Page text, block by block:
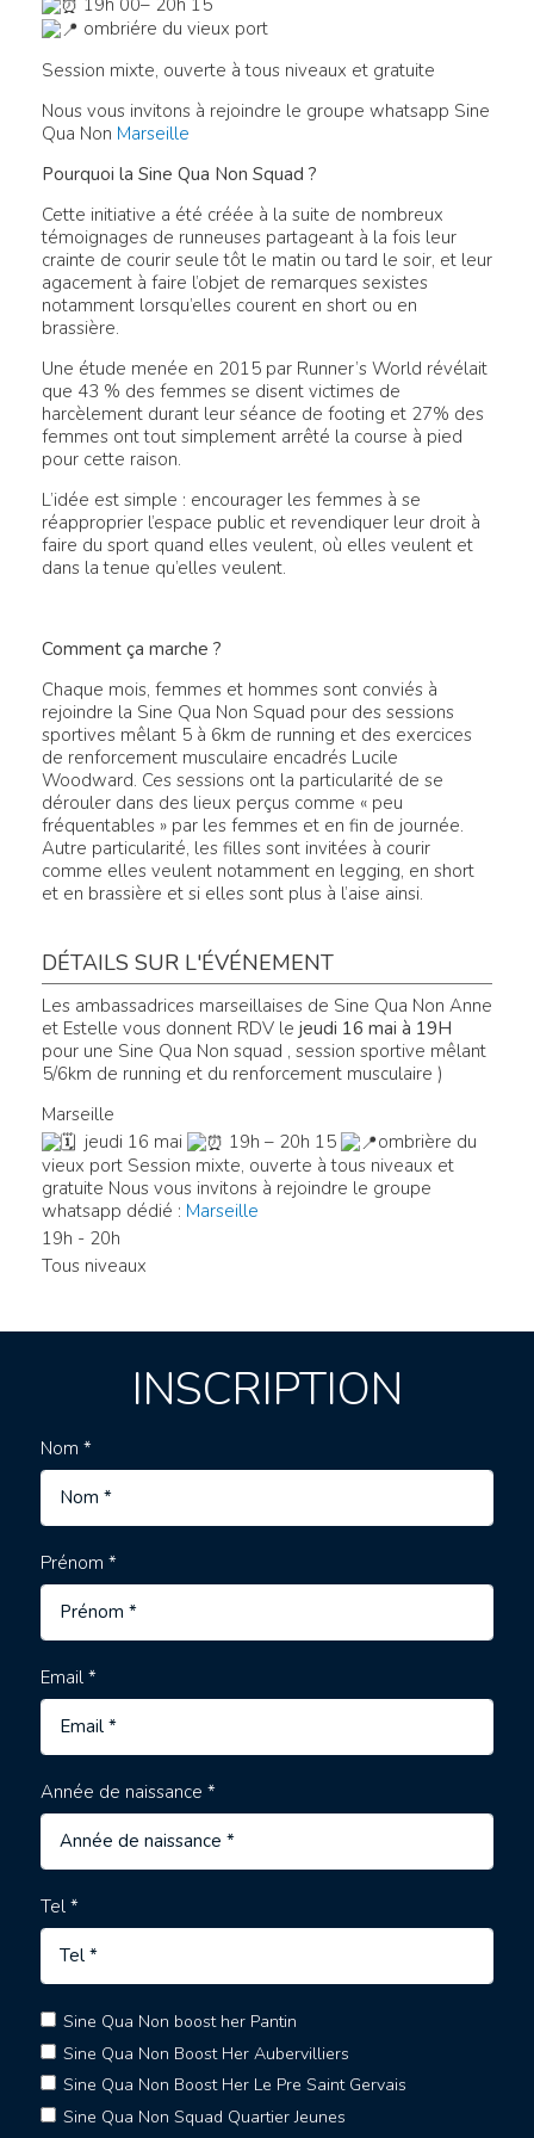
ombriére du vieux port
Session mixte, ouverte à tous niveaux et gratuite
Nous vous invitons à rejoindre le groupe whatsapp Sine
Qua Non Marseille
Pourquoi la Sine Qua Non Squad ?
Cette initiative a été créée à la suite de nombreux
témoignages de runneuses partageant à la fois leur
crainte de courir seule tôt le matin ou tard le soir, et leur
agacement à faire l’objet de remarques sexistes
notamment lorsqu’elles courent en short ou en
brassière.
Une étude menée en 2015 par Runner’s World révélait
que 43 % des femmes se disent victimes de
harcèlement durant leur séance de footing et 27% des
femmes ont tout simplement arrêté la course à pied
pour cette raison.
L’idée est simple : encourager les femmes à se
réapproprier l’espace public et revendiquer leur droit à
faire du sport quand elles veulent, où elles veulent et
dans la tenue qu’elles veulent.
Comment ça marche ?
Chaque mois, femmes et hommes sont conviés à
rejoindre la Sine Qua Non Squad pour des sessions
sportives mêlant 5 à 6km de running et des exercices
de renforcement musculaire encadrés Lucile
Woodward. Ces sessions ont la particularité de se
dérouler dans des lieux perçus comme « peu
fréquentables » par les femmes et en fin de journée.
Autre particularité, les filles sont invitées à courir
comme elles veulent notamment en legging, en short
et en brassière et si elles sont plus à l’aise ainsi.
DÉTAILS SUR L'ÉVÉNEMENT
Les ambassadrices marseillaises de Sine Qua Non Anne
et Estelle vous donnent RDV le jeudi 16 mai à 19H
pour une Sine Qua Non squad , session sportive mêlant
5/6km de running et du renforcement musculaire )
Marseille
jeudi 16 mai
19h – 20h 15
ombrière du
vieux port Session mixte, ouverte à tous niveaux et
gratuite Nous vous invitons à rejoindre le groupe
whatsapp dédié : Marseille
19h - 20h
Tous niveaux
INSCRIPTION
Nom *
Prénom *
Email *
Année de naissance *
Tel *
Sine Qua Non boost her Pantin
Sine Qua Non Boost Her Aubervilliers
Sine Qua Non Boost Her Le Pre Saint Gervais
Sine Qua Non Squad Quartier Jeunes